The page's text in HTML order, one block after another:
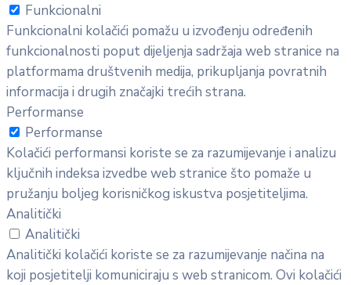
Funkcionalni
Funkcionalni kolačići pomažu u izvođenju određenih
funkcionalnosti poput dijeljenja sadržaja web stranice na
platformama društvenih medija, prikupljanja povratnih
informacija i drugih značajki trećih strana.
Performanse
Performanse
Kolačići performansi koriste se za razumijevanje i analizu
ključnih indeksa izvedbe web stranice što pomaže u
pružanju boljeg korisničkog iskustva posjetiteljima.
Analitički
Analitički
Analitički kolačići koriste se za razumijevanje načina na
koji posjetitelji komuniciraju s web stranicom. Ovi kolačići